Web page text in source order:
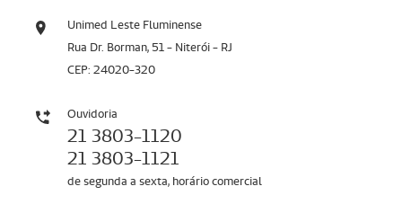
Unimed Leste Fluminense
Rua Dr. Borman, 51 - Niterói - RJ
CEP: 24020-320
Ouvidoria
21 3803-1120
21 3803-1121
de segunda a sexta, horário comercial